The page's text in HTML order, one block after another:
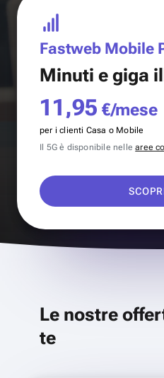
Fastweb Mobile
Minuti e giga
11,95 €/mese
per i clienti Casa o Mobile
Il 5G è disponibile nellearee
Le nostre
te